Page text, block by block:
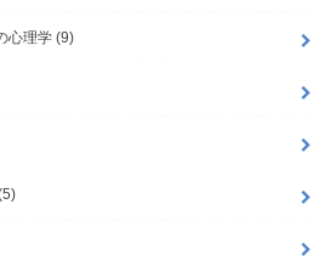
心理学 (9)